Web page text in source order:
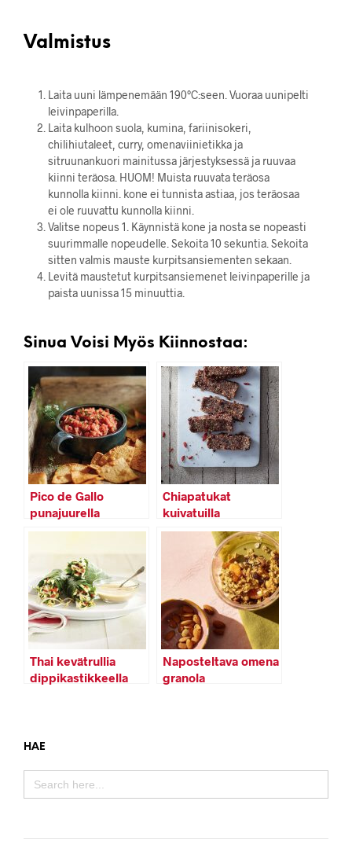
Valmistus
Laita uuni lämpenemään 190°C:seen. Vuoraa uunipelti
leivinpaperilla.
Laita kulhoon suola, kumina, fariinisokeri,
chilihiutaleet, curry, omenaviinietikka ja
sitruunankuori mainitussa järjestyksessä ja ruuvaa
kiinni teräosa. HUOM! Muista ruuvata teräosa
kunnolla kiinni. kone ei tunnista astiaa, jos teräosaa
ei ole ruuvattu kunnolla kiinni.
Valitse nopeus 1. Käynnistä kone ja nosta se nopeasti
suurimmalle nopeudelle. Sekoita 10 sekuntia. Sekoita
sitten valmis mauste kurpitsansiementen sekaan.
Levitä maustetut kurpitsansiemenet leivinpaperille ja
paista uunissa 15 minuuttia.
Sinua Voisi Myös Kiinnostaa:
Pico de Gallo
punajuurella
Chiapatukat
kuivatuilla
hedelmillä
Thai kevätrullia
dippikastikkeella
Naposteltava omena
granola
HAE
SEARCH
FOR: